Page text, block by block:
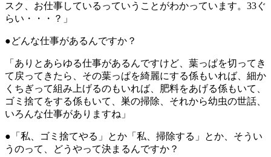
スク、お仕事しているっていうことがわかっています。33ぐ
らい・・・？」
●どんな仕事があるんですか？
「ありとあらゆる仕事があるんですけど、葉っぱを切ってき
て戻ってきたら、その葉っぱを綺麗にする係もいれば、細か
くちぎって組み上げるのもいれば、肥料をあげる係もいて、
ゴミ捨てをする係もいて、巣の掃除、それから幼虫の世話、
いろんな仕事がありますね」
●「私、ゴミ捨てやる」とか「私、掃除する」とか、そうい
うのって、どうやって決まるんですか？